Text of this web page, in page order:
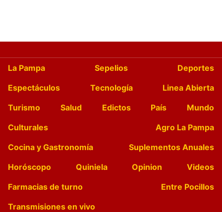
La Pampa Sepelios
Deportes
Espectáculos
Tecnología
Linea Abierta
Turismo
Salud Edictos País
Mundo
Culturales
Agro La Pampa
Cocina y Gastronomía
Suplementos Anuales
Horóscopo
Quiniela Opinion
Videos
Farmacias de turno
Entre Pocillos
Transmisiones en vivo